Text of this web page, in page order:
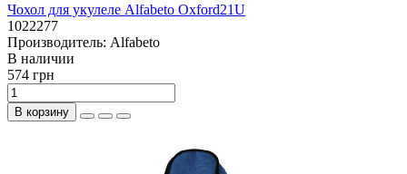
Чохол для укулеле Alfabeto Oxford21U
1022277
Производитель: Alfabeto
В наличии
574 грн
В корзину